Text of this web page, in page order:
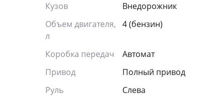
Кузов
Внедорожник
Объем двигателя,
л
4 (бензин)
Коробка передач
Автомат
Привод
Полный привод
Руль
Слева